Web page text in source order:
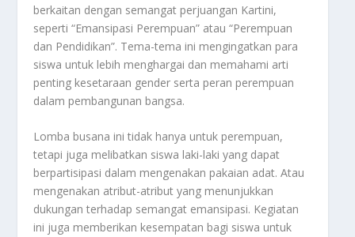
berkaitan dengan semangat perjuangan Kartini,
seperti “Emansipasi Perempuan” atau “Perempuan
dan Pendidikan”. Tema-tema ini mengingatkan para
siswa untuk lebih menghargai dan memahami arti
penting kesetaraan gender serta peran perempuan
dalam pembangunan bangsa.
Lomba busana ini tidak hanya untuk perempuan,
tetapi juga melibatkan siswa laki-laki yang dapat
berpartisipasi dalam mengenakan pakaian adat. Atau
mengenakan atribut-atribut yang menunjukkan
dukungan terhadap semangat emansipasi. Kegiatan
ini juga memberikan kesempatan bagi siswa untuk